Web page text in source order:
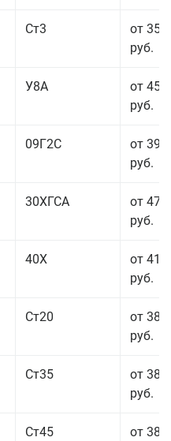
Ст3
от 35
руб.
У8А
от 45
руб.
09Г2С
от 39
руб.
30ХГСА
от 47
руб.
40Х
от 41
руб.
Ст20
от 38
руб.
Ст35
от 38
руб.
Ст45
от 38